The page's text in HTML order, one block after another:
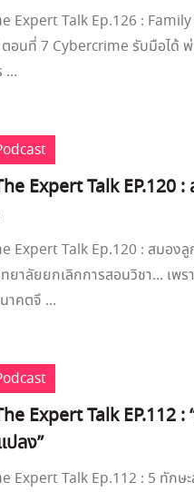
Expert Talk Ep.126 :
อนที่ 7 Cybercrime รับมือได้
...
Expert Talk EP.120
Expert Talk Ep.120 : สมอง
ยาลัยยกเลิกการสอนวิชา… เพร
าคตจึ ...
Expert Talk EP.112
ปลง”
Expert Talk Ep.112 : 5 ทัก